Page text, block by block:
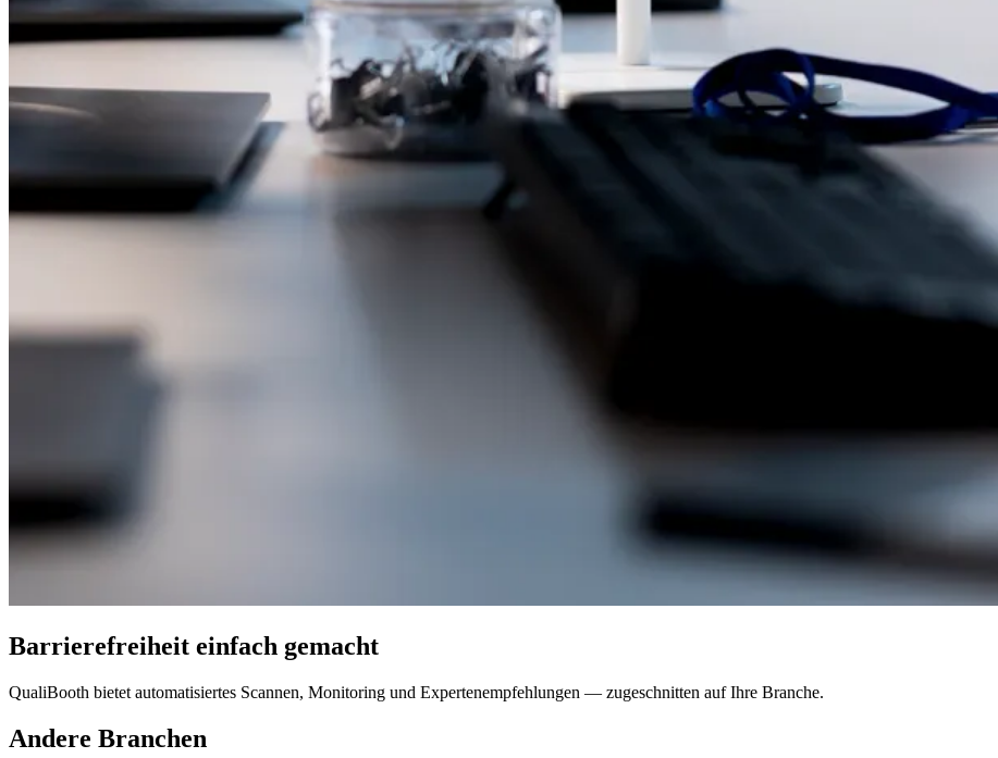
Barrierefreiheit einfach gemacht
QualiBooth bietet automatisiertes Scannen, Monitoring und Expertenempfehlungen — zugeschnitten auf Ihre Branche.
Andere Branchen